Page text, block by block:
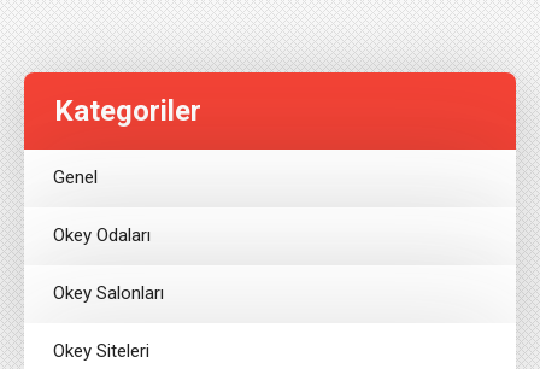
Kategoriler
Genel
Okey Odaları
Okey Salonları
Okey Siteleri